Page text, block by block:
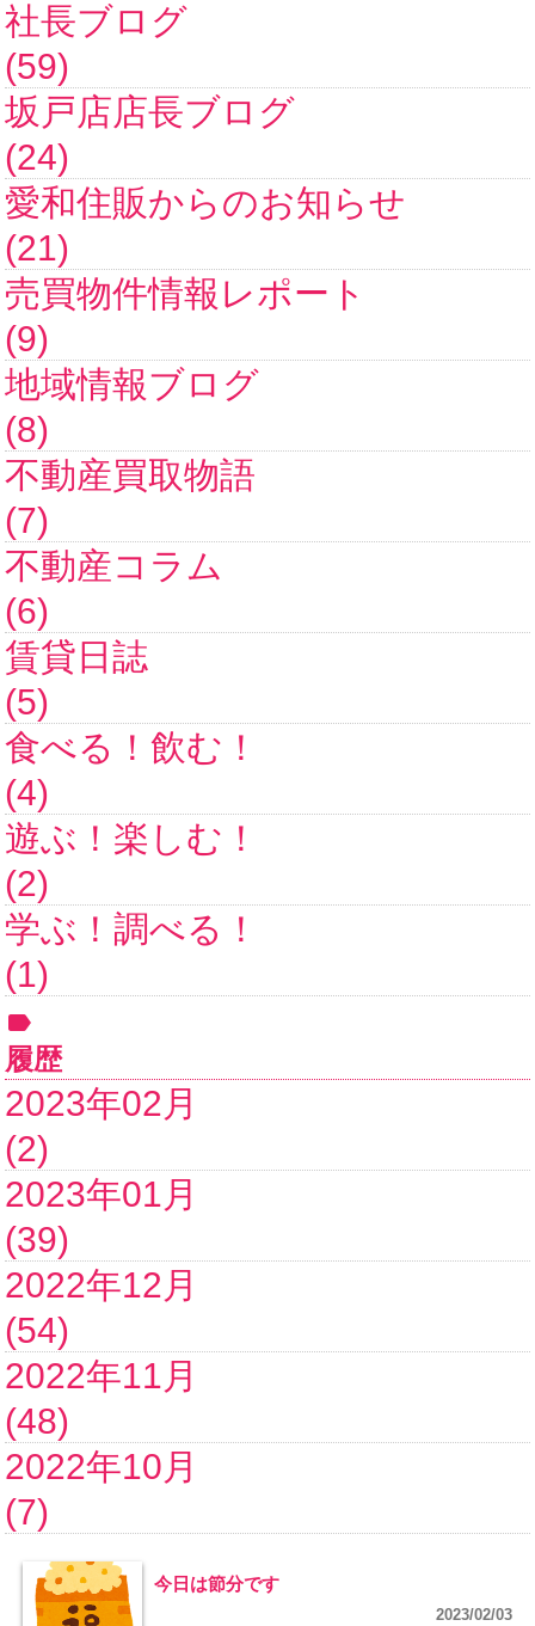
社長ブログ
(59)
坂戸店店長ブログ
(24)
愛和住販からのお知らせ
(21)
売買物件情報レポート
(9)
地域情報ブログ
(8)
不動産買取物語
(7)
不動産コラム
(6)
賃貸日誌
(5)
食べる！飲む！
(4)
遊ぶ！楽しむ！
(2)
学ぶ！調べる！
(1)
履歴
2023年02月
(2)
2023年01月
(39)
2022年12月
(54)
2022年11月
(48)
2022年10月
(7)
今日は節分です
2023/02/03